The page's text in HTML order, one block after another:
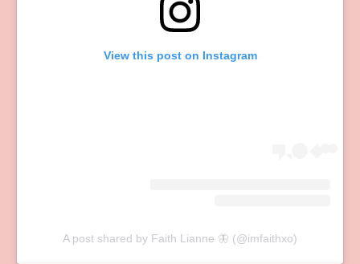
View this post on Instagram
A post shared by Faith Lianne 🦋 (@imfaithxo)